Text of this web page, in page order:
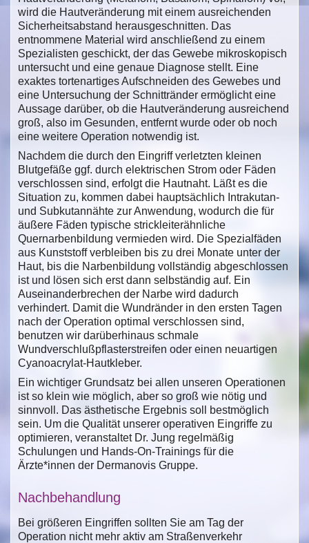
wird die Hautveränderung mit einem ausreichenden
Sicherheitsabstand herausgeschnitten. Das
entnommene Material wird anschließend zu einem
Spezialisten geschickt, der das Gewebe mikroskopisch
untersucht und eine genaue Diagnose stellt. Eine
exaktes tortenartiges Aufschneiden des Gewebes und
eine Untersuchung der Schnittränder ermöglicht eine
Aussage darüber, ob die Hautveränderung ausreichend
groß, also im Gesunden, entfernt wurde oder ob noch
eine weitere Operation notwendig ist.
Nachdem die durch den Eingriff verletzten kleinen
Blutgefäße ggf. durch elektrischen Strom oder Fäden
verschlossen sind, erfolgt die Hautnaht. Läßt es die
Situation zu, kommen dabei hauptsächlich Intrakutan-
und Subkutannähte zur Anwendung, wodurch die für
äußere Fäden typische strickleiterähnliche
Quernarbenbildung vermieden wird. Die Spezialfäden
aus Kunststoff verbleiben bis zu drei Monate unter der
Haut, bis die Narbenbildung vollständig abgeschlossen
ist und lösen sich erst dann selbständig auf. Ein
Auseinanderbrechen der Narbe wird dadurch
verhindert. Damit die Wundränder in den ersten Tagen
nach der Operation optimal verschlossen sind,
benutzen wir darüberhinaus schmale
Wundverschlußpflasterstreifen oder einen neuartigen
Cyanoacrylat-Hautkleber.
Ein wichtiger Grundsatz bei allen unseren Operationen
ist so klein wie möglich, aber so groß wie nötig und
sinnvoll. Das ästhetische Ergebnis soll bestmöglich
sein. Um die Qualität unserer operativen Eingriffe zu
optimieren, veranstaltet Dr. Jung regelmäßig
Schulungen und Hands-On-Trainings für die
Ärzte*innen der Dermanovis Gruppe.
Nachbehandlung
Bei größeren Eingriffen sollten Sie am Tag der
Operation nicht mehr aktiv am Straßenverkehr